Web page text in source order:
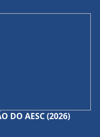
DO AESC (2026)